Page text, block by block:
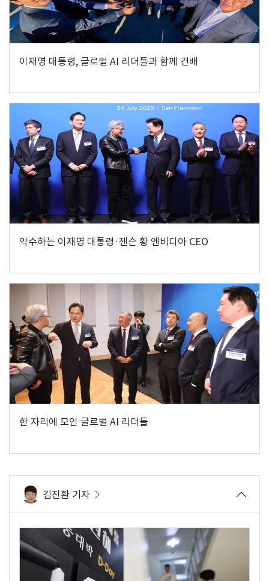
이재명 대통령, 글로벌 AI 리더들과 함께 건배
악수하는 이재명 대통령·젠슨 황 엔비디아 CEO
한 자리에 모인 글로벌 AI 리더들
김진환 기자